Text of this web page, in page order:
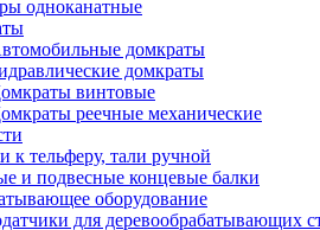
одноканатные
домкраты
домкраты
винтовые
реечные механические
к тельферу, тали ручной
и подвесные концевые балки
оборудование
для деревообрабатывающих